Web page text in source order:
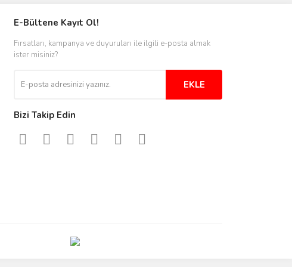
E-Bültene Kayıt Ol!
Fırsatları, kampanya ve duyuruları ile ilgili e-posta almak
ister misiniz?
EKLE
Bizi Takip Edin